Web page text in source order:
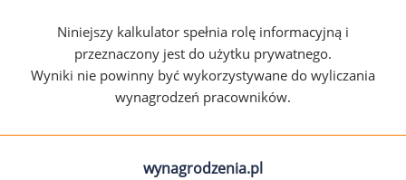
Niniejszy kalkulator spełnia rolę informacyjną i
przeznaczony jest do użytku prywatnego.
Wyniki nie powinny być wykorzystywane do wyliczania
wynagrodzeń pracowników.
wynagrodzenia.pl